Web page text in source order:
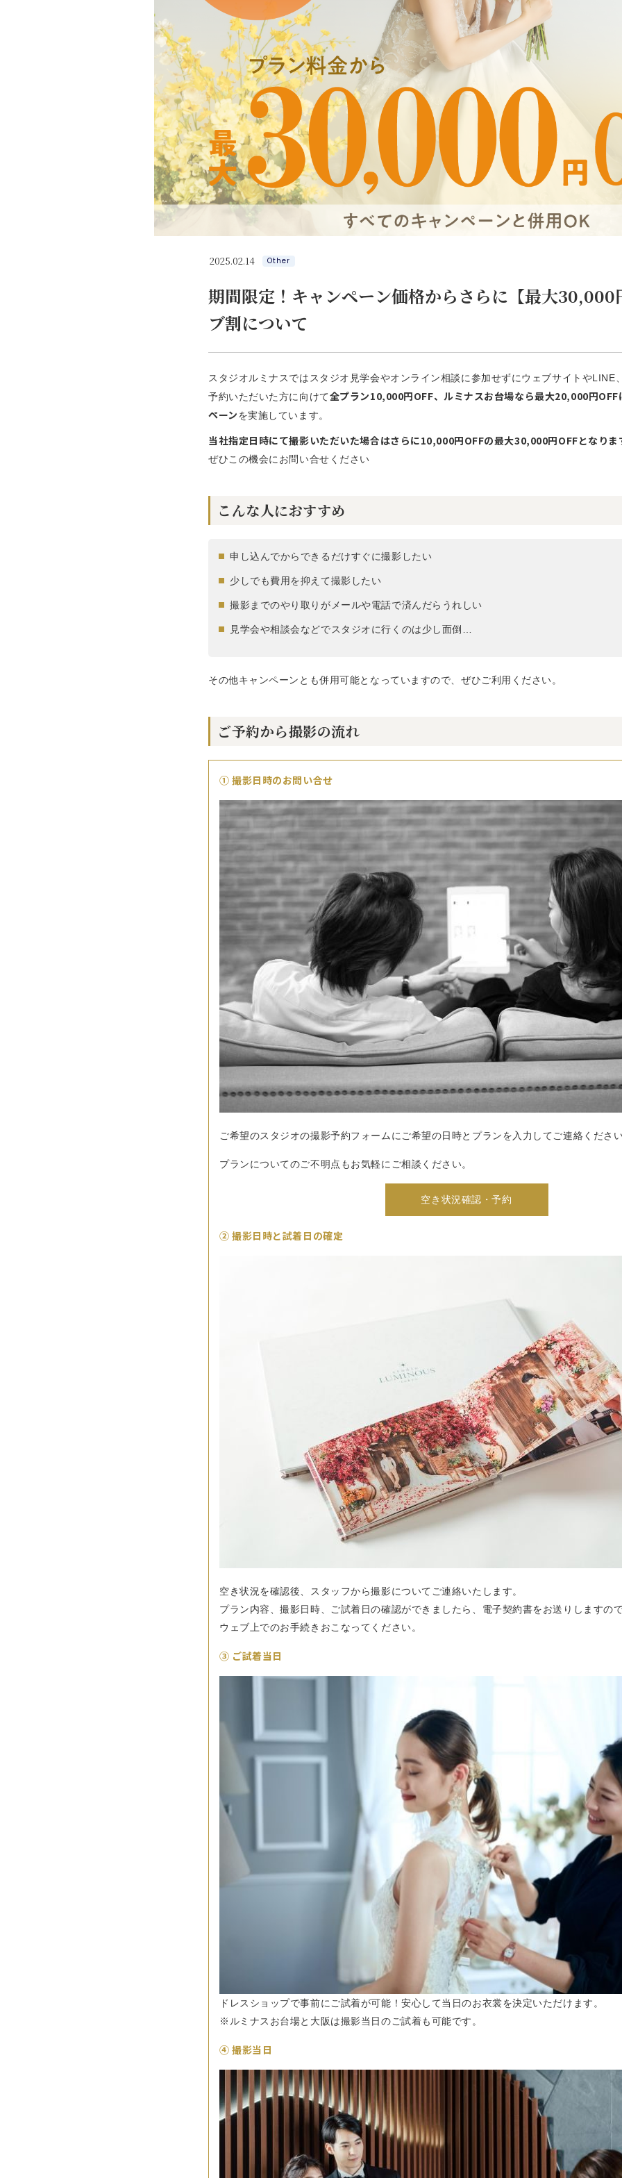
2025.02.14 Other
期間限定！キャンペーン価格からさらに【最大30,000
ブ割について
スタジオルミナスではスタジオ見学会やオンライン相談に参加せずにウェブサイトやLINE
予約いただいた方に向けて全プラン10,000円OFF、ルミナスお台場なら最大20,000円OFF
ペーンを実施しています。
当社指定日時にて撮影いただいた場合はさらに10,000円OFFの最大30,000円OFFとなりま
ぜひこの機会にお問い合せください
こんな人におすすめ
申し込んでからできるだけすぐに撮影したい
少しでも費用を抑えて撮影したい
撮影までのやり取りがメールや電話で済んだらうれしい
見学会や相談会などでスタジオに行くのは少し面倒…
その他キャンペーンとも併用可能となっていますので、ぜひご利用ください。
ご予約から撮影の流れ
① 撮影日時のお問い合せ
ご希望のスタジオの撮影予約フォームにご希望の日時とプランを入力してご連絡くださ
プランについてのご不明点もお気軽にご相談ください。
空き状況確認・予約
② 撮影日時と試着日の確定
空き状況を確認後、スタッフから撮影についてご連絡いたします。
プラン内容、撮影日時、ご試着日の確認ができましたら、電子契約書をお送りしますの
ウェブ上でのお手続きおこなってください。
③ ご試着当日
ドレスショップで事前にご試着が可能！安心して当日のお衣裳を決定いただけます。
※ルミナスお台場と大阪は撮影当日のご試着も可能です。
④ 撮影当日